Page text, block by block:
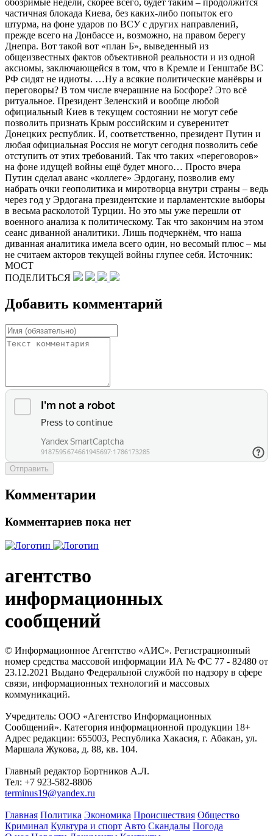
ПОДЕЛИТЬСЯ
Добавить комментарий
Отправить
Комментарии
Комментариев пока нет
агентство
информационных
сообщений
© Информационное Агентство «АИС». Регистрационный
номер средства массовой информации ИА № ФС 77 - 82480 от
23.12.2021 Выдано Федеральной службой по надзору в сфере
связи, информационных технологий и массовых
коммуникаций.
Учредитель: ООО «Агентство Информационных
Сообщений». Категория информационной продукции 18+
Адрес редакции: 655003, Республика Хакасия, г. Абакан, ул.
Маршала Жукова, д. 88, кв. 104.
Главный редактор Бортников А.Л.
Тел: +7 923-582-8806
terminus19@yandex.ru
Главная Политика Экономика Происшествия Общество
Криминал Культура и спорт Авто Скандалы Погода